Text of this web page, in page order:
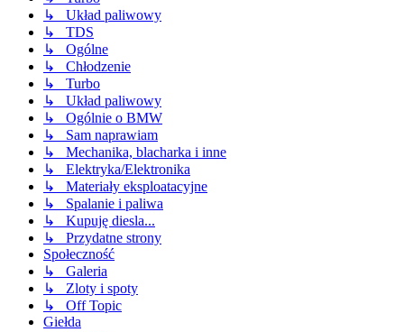
↳ Układ paliwowy
↳ TDS
↳ Ogólne
↳ Chłodzenie
↳ Turbo
↳ Układ paliwowy
↳ Ogólnie o BMW
↳ Sam naprawiam
↳ Mechanika, blacharka i inne
↳ Elektryka/Elektronika
↳ Materiały eksploatacyjne
↳ Spalanie i paliwa
↳ Kupuję diesla...
↳ Przydatne strony
Społeczność
↳ Galeria
↳ Zloty i spoty
↳ Off Topic
Giełda